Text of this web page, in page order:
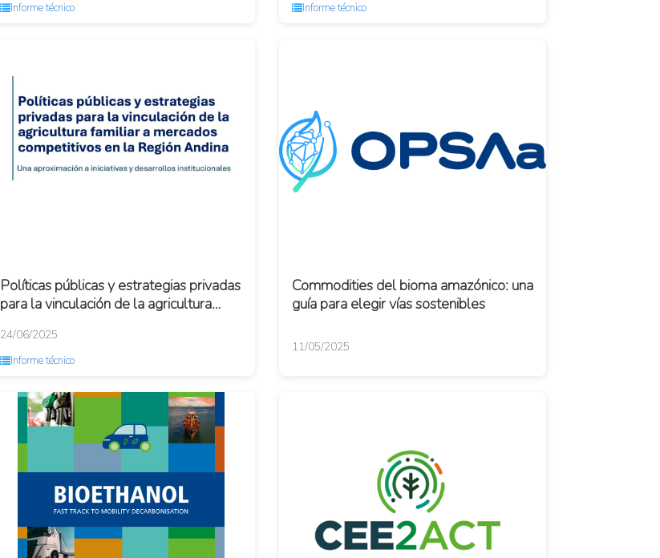
Informe técnico Informe técnico
Políticas públicas y estrategias privadas
para la vinculación de la agricultura
24/06/2025
Informe técnico
Commodities del bioma amazónico: una
guía para elegir vías sostenibles
11/05/2025